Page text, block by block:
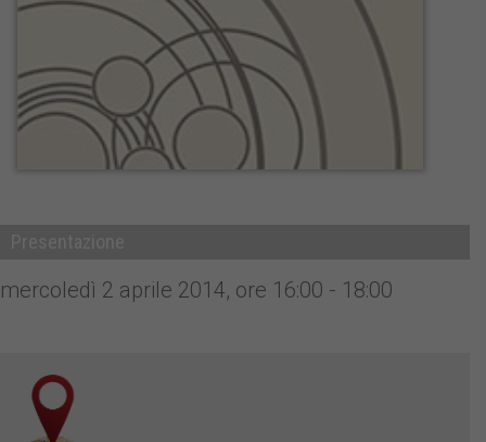
mercoledì 2 aprile 2014, ore 16:00 - 18:00